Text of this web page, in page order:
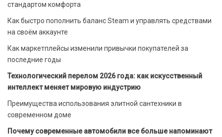
стандартом комфорта
Как быстро пополнить баланс Steam и управлять средствами
на своём аккаунте
Как маркетплейсы изменили привычки покупателей за
последние годы
Технологический перелом 2026 года: как искусственный
интеллект меняет мировую индустрию
Преимущества использования элитной сантехники в
современном доме
Почему современные автомобили все больше напоминают